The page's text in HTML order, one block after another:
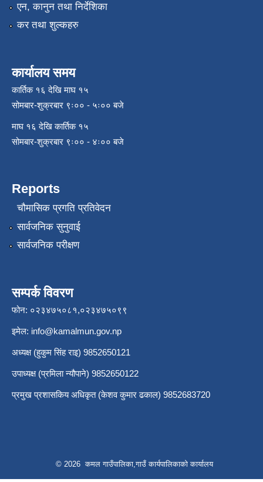
एन, कानुन तथा निर्देशिका
कर तथा शुल्कहरु
कार्यालय समय
कार्तिक १६ देखि माघ १५
सोमबार-शुक्रबार ९ः०० - ५ः०० बजे
माघ १६ देखि कार्तिक १५
सोमबार-शुक्रबार ९ः०० - ४ः०० बजे
Reports
चौमासिक प्रगति प्रतिवेदन
सार्वजनिक सुनुवाई
सार्वजनिक परीक्षण
सम्पर्क विवरण
फोन: ०२३४७५०८१,०२३४७५०९९
इमेल: info@kamalmun.gov.np
अध्यक्ष (हुकुम सिंह राइ) 9852650121
उपाध्यक्ष (प्रमिला न्यौपाने) 9852650122
प्रमुख प्रशासकिय अधिकृत (केशव कुमार ढकाल) 9852683720
© 2026 कमल गाउँपालिका,गाउँ कार्यपालिकाको कार्यालय